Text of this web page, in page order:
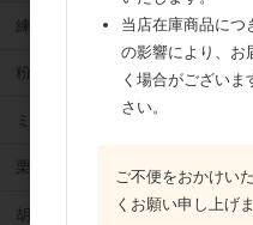
練乳
粉 乳
ミックス粉
栗・芋・かぼちゃ
胡麻
当店在庫商品につ
の影響により、お
く場合がござい
さい。
ご不便をおかけい
くお願い申し上げま